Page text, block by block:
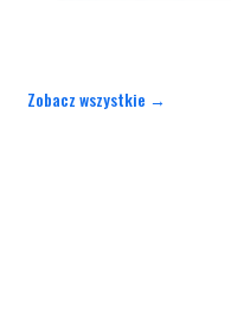
Zobacz wszystkie →